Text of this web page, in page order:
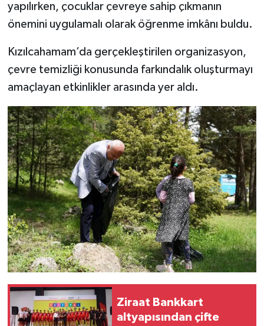
yapılırken, çocuklar çevreye sahip çıkmanın
önemini uygulamalı olarak öğrenme imkânı buldu.
Kızılcahamam’da gerçekleştirilen organizasyon,
çevre temizliği konusunda farkındalık oluşturmayı
amaçlayan etkinlikler arasında yer aldı.
Ziraat Bankkart
altyapısından çifte